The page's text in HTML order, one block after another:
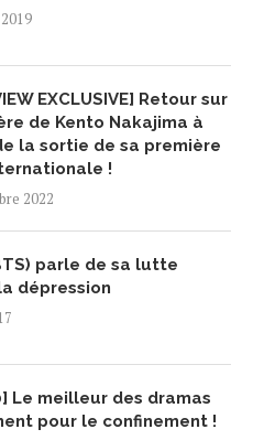
EXCLUSIVE] Retour sur
de Kento Nakajima à
la sortie de sa première
!
2022
parle de sa lutte
dépression
Le meilleur des dramas
pour le confinement !